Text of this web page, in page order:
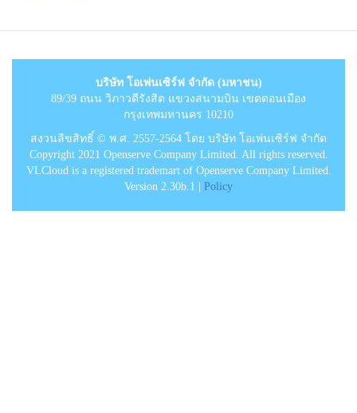
บริษัท โอเพ่นเซิร์ฟ จำกัด (มหาชน)
89/39 ถนน วิภาวดีรังสิต แขวงสนามบิน เขตดอนเมือง
กรุงเทพมหานคร 10210
สงวนลิขสิทธิ์ © พ.ศ. 2557-2564 โดย บริษัท โอเพ่นเซิร์ฟ จำกัด
Copyright 2021 Openserve Company Limited. All rights reserved.
VLCloud is a registered trademart of Openserve Company Limited.
Version 2.30b.1 |
Policy